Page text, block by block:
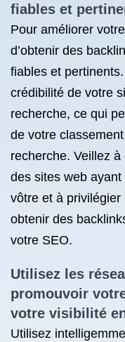
fiables et
Pour améliorer
d’obtenir des
fiables et
crédibilité de votre
recherche, ce qui
de votre
recherche. Veillez
des sites web
vôtre et à
obtenir des
votre SEO.
Utilisez les
promouvoir
votre visibilité
Utilisez